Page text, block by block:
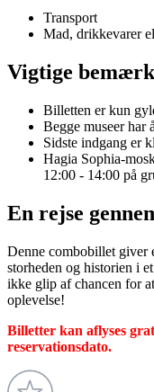
Transport
Mad, drikkevarer
Vigtige
Billetten er kun
Begge museer har
Sidste indgang er
Hagia Sophia-
12:00 - 14:00 på
En rejse
Denne combobillet giver
storheden og historien i
ikke glip af chancen for
oplevelse!
Billetter kan aflyses
reservationsdato.